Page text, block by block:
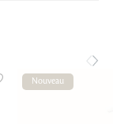
Nouveau